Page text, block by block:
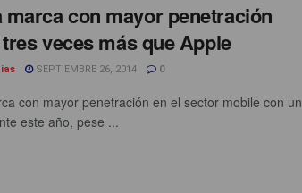
marca con mayor penetración
veces más que Apple
SEPTIEMBRE 26, 2014 0
con mayor penetración en el sector mobile con un
este año, pese ...